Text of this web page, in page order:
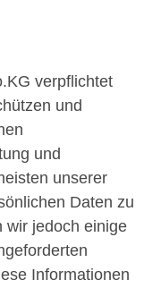
verpflichtet
und
und
unserer
Daten zu
wir jedoch einige
Informationen